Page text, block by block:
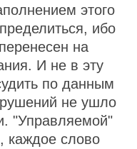
этого
ибо
на
И не в эту
по данным
не ушло
"Управляемой"
каждое слово